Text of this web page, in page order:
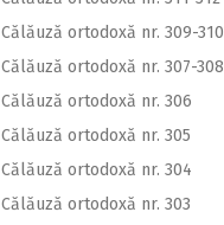
Călăuză ortodoxă nr. 309-310
Călăuză ortodoxă nr. 307-308
Călăuză ortodoxă nr. 306
Călăuză ortodoxă nr. 305
Călăuză ortodoxă nr. 304
Călăuză ortodoxă nr. 303